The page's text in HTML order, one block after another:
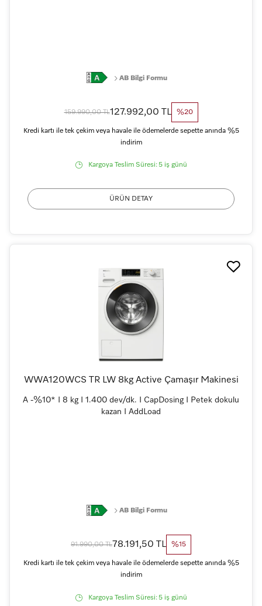
AB Bilgi Formu
159.990,00 TL127.992,00 TL %20
Kredi kartı ile tek çekim veya havale ile ödemelerde sepette anında %5
indirim
Kargoya Teslim Süresi: 5 iş günü
ÜRÜN DETAY
WWA120WCS TR LW 8kg Active Çamaşır Makinesi
A -%10* I 8 kg I 1.400 dev/dk. I CapDosing I Petek dokulu
kazan I AddLoad
AB Bilgi Formu
91.990,00 TL78.191,50 TL %15
Kredi kartı ile tek çekim veya havale ile ödemelerde sepette anında %5
indirim
Kargoya Teslim Süresi: 5 iş günü